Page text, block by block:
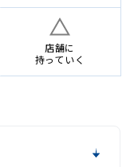
店舗に
持っていく